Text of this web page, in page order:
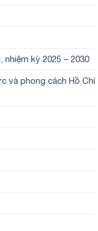
kỳ 2025 – 2030
và phong cách Hồ Chí